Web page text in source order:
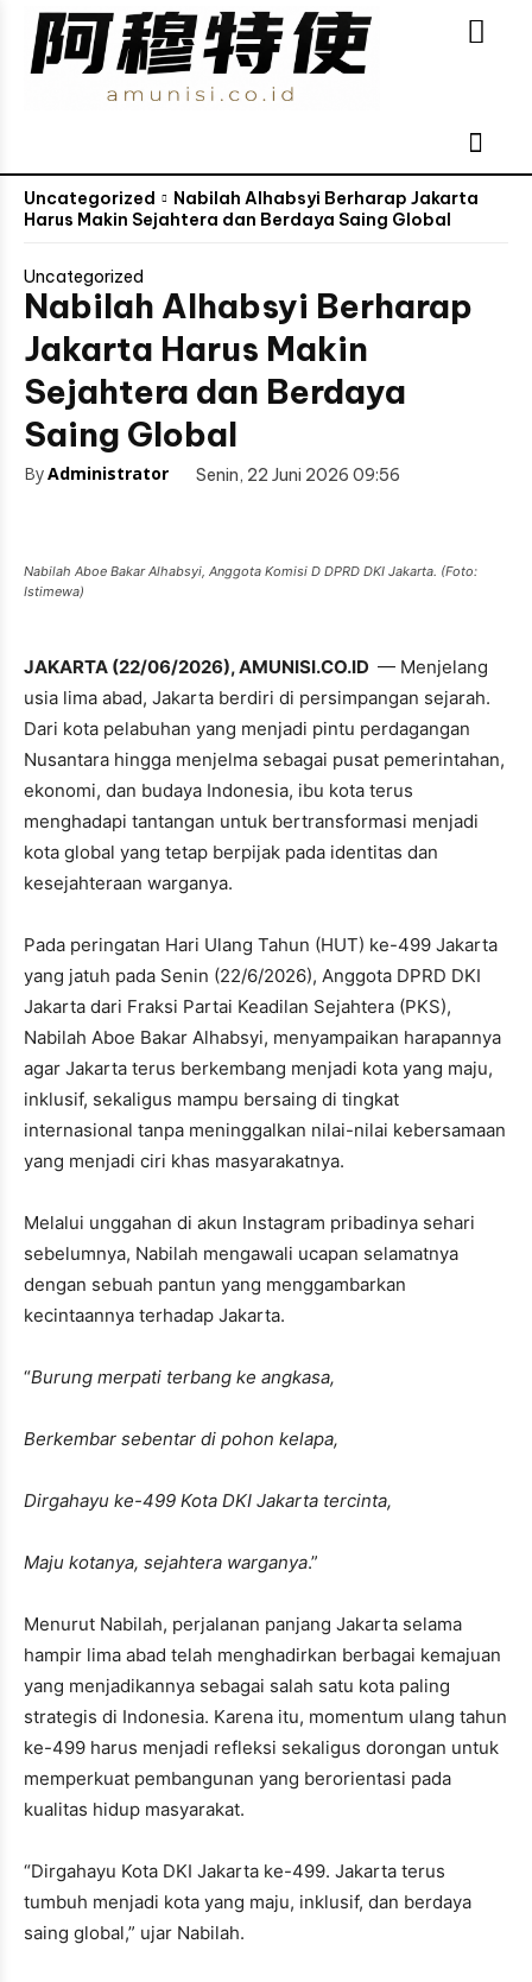
Uncategorized
Nabilah Alhabsyi Berharap Jakarta
Harus Makin Sejahtera dan Berdaya Saing Global
Uncategorized
Nabilah Alhabsyi Berharap
Jakarta Harus Makin
Sejahtera dan Berdaya
Saing Global
ByAdministrator Senin, 22 Juni 2026 09:56
Nabilah Aboe Bakar Alhabsyi, Anggota Komisi D DPRD DKI Jakarta. (Foto:
Istimewa)
JAKARTA (22/06/2026), AMUNISI.CO.ID — Menjelang
usia lima abad, Jakarta berdiri di persimpangan sejarah.
Dari kota pelabuhan yang menjadi pintu perdagangan
Nusantara hingga menjelma sebagai pusat pemerintahan,
ekonomi, dan budaya Indonesia, ibu kota terus
menghadapi tantangan untuk bertransformasi menjadi
kota global yang tetap berpijak pada identitas dan
kesejahteraan warganya.
Pada peringatan Hari Ulang Tahun (HUT) ke-499 Jakarta
yang jatuh pada Senin (22/6/2026), Anggota DPRD DKI
Jakarta dari Fraksi Partai Keadilan Sejahtera (PKS),
Nabilah Aboe Bakar Alhabsyi, menyampaikan harapannya
agar Jakarta terus berkembang menjadi kota yang maju,
inklusif, sekaligus mampu bersaing di tingkat
internasional tanpa meninggalkan nilai-nilai kebersamaan
yang menjadi ciri khas masyarakatnya.
Melalui unggahan di akun Instagram pribadinya sehari
sebelumnya, Nabilah mengawali ucapan selamatnya
dengan sebuah pantun yang menggambarkan
kecintaannya terhadap Jakarta.
“Burung merpati terbang ke angkasa,
Berkembar sebentar di pohon kelapa,
Dirgahayu ke-499 Kota DKI Jakarta tercinta,
Maju kotanya, sejahtera warganya.”
Menurut Nabilah, perjalanan panjang Jakarta selama
hampir lima abad telah menghadirkan berbagai kemajuan
yang menjadikannya sebagai salah satu kota paling
strategis di Indonesia. Karena itu, momentum ulang tahun
ke-499 harus menjadi refleksi sekaligus dorongan untuk
memperkuat pembangunan yang berorientasi pada
kualitas hidup masyarakat.
“Dirgahayu Kota DKI Jakarta ke-499. Jakarta terus
tumbuh menjadi kota yang maju, inklusif, dan berdaya
saing global,” ujar Nabilah.